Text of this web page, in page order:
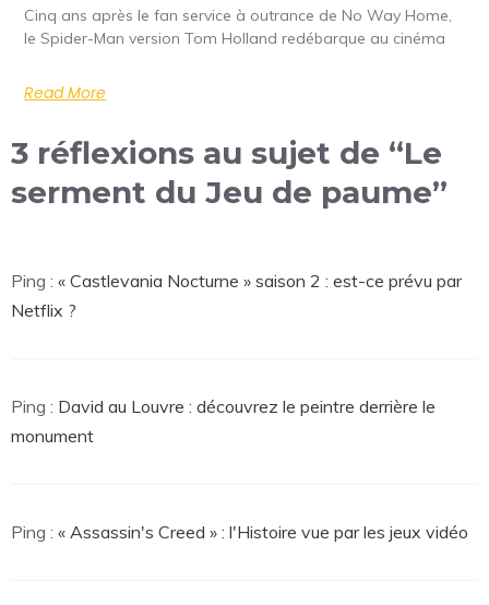
Cinq ans après le fan service à outrance de No Way Home,
le Spider-Man version Tom Holland redébarque au cinéma
Read More
3 réflexions au sujet de “Le
serment du Jeu de paume”
Ping : « Castlevania Nocturne » saison 2 : est-ce prévu par
Netflix ?
Ping : David au Louvre : découvrez le peintre derrière le
monument
Ping : « Assassin's Creed » : l'Histoire vue par les jeux vidéo